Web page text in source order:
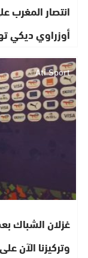
انتصار المغرب
أوزراوي ديكي
Ati Sport
غزلان الشباك
وتركيزنا الآن